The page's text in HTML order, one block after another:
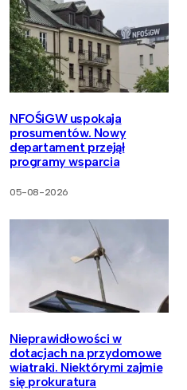
NFOŚiGW uspokaja
prosumentów. Nowy
departament przejął
programy wsparcia
05-08-2026
Nieprawidłowości w
dotacjach na przydomowe
wiatraki. Niektórymi zajmie
się prokuratura